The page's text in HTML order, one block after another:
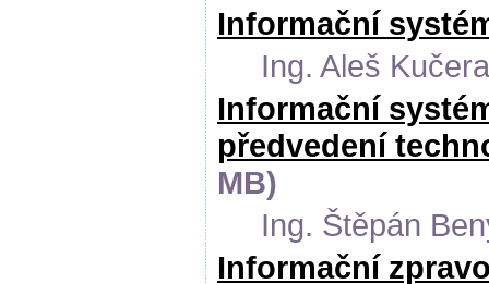
Informační
Ing. Aleš
Informační
předvedení
MB)
Ing. Štěpán
Informační